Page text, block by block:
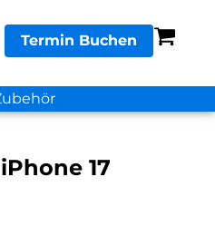
Termin Buchen
17